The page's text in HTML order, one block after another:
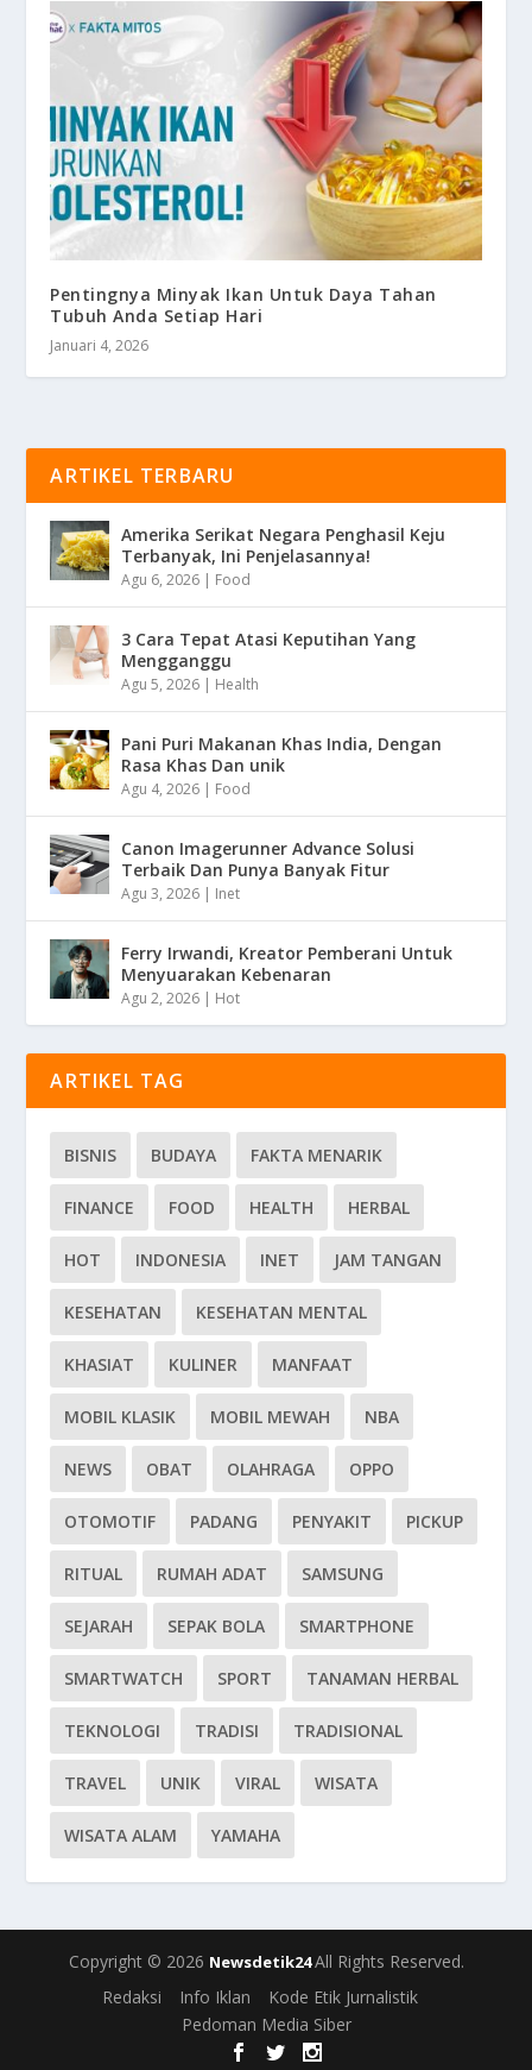
Pentingnya Minyak Ikan Untuk Daya Tahan
Tubuh Anda Setiap Hari
Januari 4, 2026
ARTIKEL TERBARU
Amerika Serikat Negara Penghasil Keju
Terbanyak, Ini Penjelasannya!
Agu 6, 2026 | Food
3 Cara Tepat Atasi Keputihan Yang
Mengganggu
Agu 5, 2026 | Health
Pani Puri Makanan Khas India, Dengan
Rasa Khas Dan unik
Agu 4, 2026 | Food
Canon Imagerunner Advance Solusi
Terbaik Dan Punya Banyak Fitur
Agu 3, 2026 | Inet
Ferry Irwandi, Kreator Pemberani Untuk
Menyuarakan Kebenaran
Agu 2, 2026 | Hot
ARTIKEL TAG
BISNIS BUDAYA FAKTA MENARIK
FINANCE FOOD HEALTH HERBAL
HOT INDONESIA INET JAM TANGAN
KESEHATAN KESEHATAN MENTAL
KHASIAT KULINER MANFAAT
MOBIL KLASIK MOBIL MEWAH NBA
NEWS OBAT OLAHRAGA OPPO
OTOMOTIF PADANG PENYAKIT PICKUP
RITUAL RUMAH ADAT SAMSUNG
SEJARAH SEPAK BOLA SMARTPHONE
SMARTWATCH SPORT TANAMAN HERBAL
TEKNOLOGI TRADISI TRADISIONAL
TRAVEL UNIK VIRAL WISATA
WISATA ALAM YAMAHA
Copyright © 2026 Newsdetik24All Rights Reserved.
Redaksi
Info Iklan
Kode Etik Jurnalistik
Pedoman Media Siber